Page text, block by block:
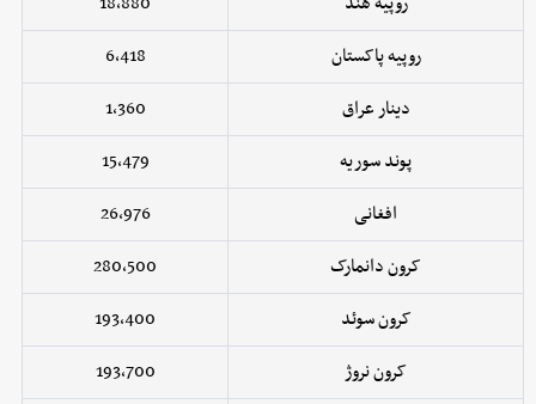
روپیه پاکستان
6,418
دینار عراق
1,360
پوند سوریه
15,479
افغانی
26,976
کرون دانمارک
280,500
کرون سوئد
193,400
کرون نروژ
193,700